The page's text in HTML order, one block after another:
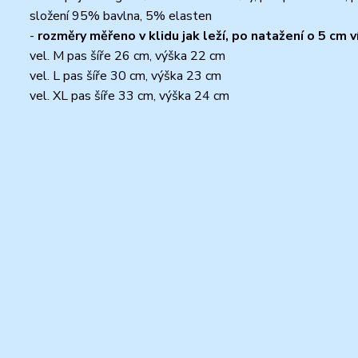
složení 95% bavlna, 5% elasten
- rozměry měřeno v klidu jak leží, po natažení o 5 cm
vel. M pas šíře 26 cm, výška 22 cm
vel. L pas šíře 30 cm, výška 23 cm
vel. XL pas šíře 33 cm, výška 24 cm